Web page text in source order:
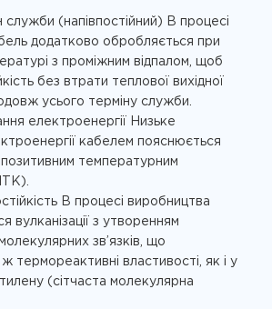
служби (напівпостійний) В процесі
додатково обробляється при
з проміжним відпалом, щоб
без втрати теплової вихідної
усього терміну служби.
електроенергії Низьке
кабелем пояснюється
позитивним температурним
В процесі виробництва
вулканізації з утворенням
зв’язків, що
термореактивні властивості, як і у
(сітчаста молекулярна